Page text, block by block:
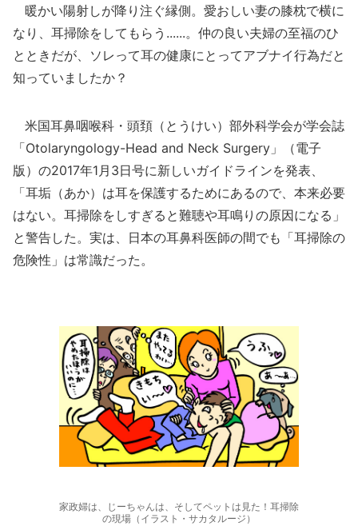
暖かい陽射しが降り注ぐ縁側。愛おしい妻の膝枕で横に
なり、耳掃除をしてもらう......。仲の良い夫婦の至福のひ
とときだが、ソレって耳の健康にとってアブナイ行為だと
知っていましたか？
米国耳鼻咽喉科・頭頚（とうけい）部外科学会が学会誌
「Otolaryngology-Head and Neck Surgery」（電子
版）の2017年1月3日号に新しいガイドラインを発表、
「耳垢（あか）は耳を保護するためにあるので、本来必要
はない。耳掃除をしすぎると難聴や耳鳴りの原因になる」
と警告した。実は、日本の耳鼻科医師の間でも「耳掃除の
危険性」は常識だった。
家政婦は、じーちゃんは、そしてペットは見た！耳掃除
の現場（イラスト・サカタルージ）